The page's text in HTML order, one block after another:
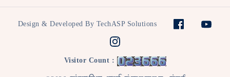
Design & Developed By TechASP Solutions
Visitor Count :